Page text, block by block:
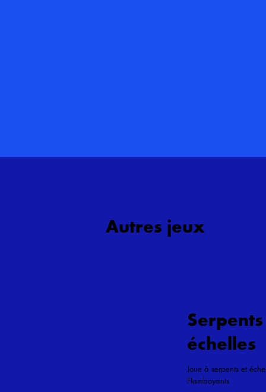
Autres jeux
échelles
Joue à serpents et
Flamboyants